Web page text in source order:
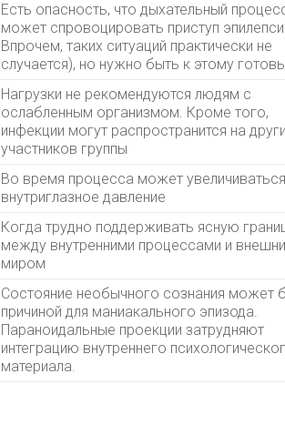
Есть опасность, что дыхательный
может спровоцировать приступ
Впрочем, таких ситуаций практически не
случается), но нужно быть к этому
Нагрузки не рекомендуются людям с
ослабленным организмом. Кроме того,
инфекции могут распространится на
участников группы
Во время процесса может увеличиваться
внутриглазное давление
Когда трудно поддерживать ясную
между внутренними процессами и
миром
Состояние необычного сознания может
причиной для маниакального эпизода.
Параноидальные проекции затрудняют
интеграцию внутреннего
материала.